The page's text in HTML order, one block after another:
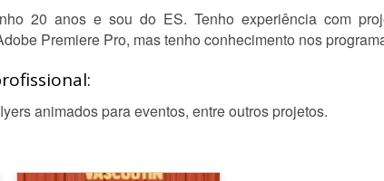
20 anos e sou do ES. Tenho experiência com
Premiere Pro, mas tenho conhecimento nos
animados para eventos, entre outros projetos.